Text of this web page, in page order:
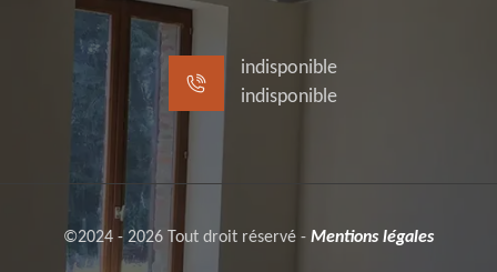
indisponible
indisponible
©2024 - 2026 Tout droit réservé - Mentions légales